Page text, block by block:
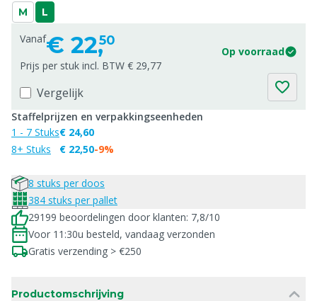
M L
Vanaf€ 22,50
Op voorraad
Prijs per stuk incl. BTW € 29,77
Vergelijk
Staffelprijzen en verpakkingseenheden
1 - 7 Stuks
8+ Stuks
€ 24,60
€ 22,50-9%
8 stuks per doos
384 stuks per pallet
29199 beoordelingen door klanten: 7,8/10
Voor 11:30u besteld, vandaag verzonden
Gratis verzending > €250
Productomschrijving